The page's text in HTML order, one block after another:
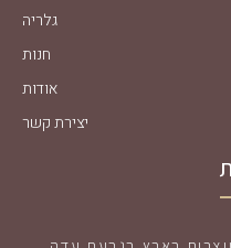
גלריה
חנות
אודות
יצירת קשר